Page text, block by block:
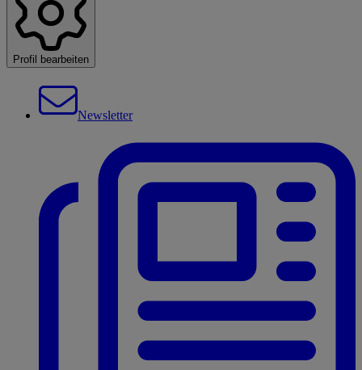
Profil bearbeiten
Newsletter